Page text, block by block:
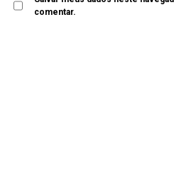
comentar.